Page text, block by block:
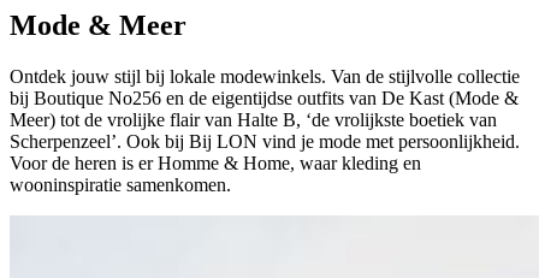
Mode & Meer
Ontdek jouw stijl bij lokale modewinkels. Van de stijlvolle collectie
bij Boutique No256 en de eigentijdse outfits van De Kast (Mode &
Meer) tot de vrolijke flair van Halte B, ‘de vrolijkste boetiek van
Scherpenzeel’. Ook bij Bij LON vind je mode met persoonlijkheid.
Voor de heren is er Homme & Home, waar kleding en
wooninspiratie samenkomen.